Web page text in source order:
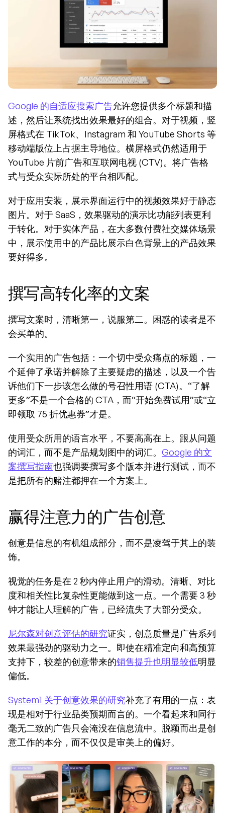
Google 的自适应搜索广告允许您提供多个标题和描
述，然后让系统找出效果最好的组合。对于视频，竖
屏格式在 TikTok、Instagram 和 YouTube Shorts 等
移动端版位上占据主导地位。横屏格式仍然适用于
YouTube 片前广告和互联网电视 (CTV)。将广告格
式与受众实际所处的平台相匹配。
对于应用安装，展示界面运行中的视频效果好于静态
图片。对于 SaaS，效果驱动的演示比功能列表更利
于转化。对于实体产品，在大多数付费社交媒体场景
中，展示使用中的产品比展示白色背景上的产品效果
要好得多。
撰写高转化率的文案
撰写文案时，清晰第一，说服第二。困惑的读者是不
会买单的。
一个实用的广告包括：一个切中受众痛点的标题，一
个延伸了承诺并解除了主要疑虑的描述，以及一个告
诉他们下一步该怎么做的号召性用语 (CTA)。“了解
更多”不是一个合格的 CTA，而“开始免费试用”或“立
即领取 75 折优惠券”才是。
使用受众所用的语言水平，不要高高在上。跟从问题
的词汇，而不是产品规划图中的词汇。 Google 的文
案撰写指南也强调要撰写多个版本并进行测试，而不
是把所有的赌注都押在一个方案上。
赢得注意力的广告创意
创意是信息的有机组成部分，而不是凌驾于其上的装
饰。
视觉的任务是在 2 秒内停止用户的滑动。清晰、对比
度和相关性比复杂性更能做到这一点。一个需要 3 秒
钟才能让人理解的广告，已经流失了大部分受众。
尼尔森对创意评估的研究证实，创意质量是广告系列
效果最强劲的驱动力之一。即使在精准定向和高预算
支持下，较差的创意带来的销售提升也明显较低明显
偏低。
System1 关于创意效果的研究补充了有用的一点：表
现是相对于行业品类预期而言的。一个看起来和同行
毫无二致的广告只会淹没在信息流中。脱颖而出是创
意工作的本分，而不仅仅是审美上的偏好。